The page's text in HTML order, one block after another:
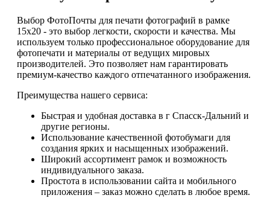
Выбор ФотоПочты для печати фотографий в рамке
15х20 - это выбор легкости, скорости и качества. Мы
используем только профессиональное оборудование для
фотопечати и материалы от ведущих мировых
производителей. Это позволяет нам гарантировать
премиум-качество каждого отпечатанного изображения.
Преимущества нашего сервиса:
Быстрая и удобная доставка в г Спасск-Дальний и
другие регионы.
Использование качественной фотобумаги для
создания ярких и насыщенных изображений.
Широкий ассортимент рамок и возможность
индивидуального заказа.
Простота в использовании сайта и мобильного
приложения – заказ можно сделать в любое время.